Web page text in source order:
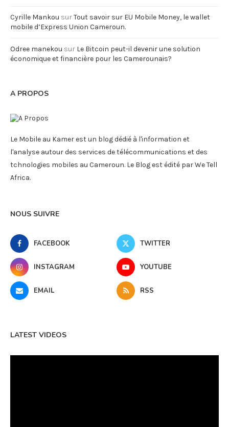
Cyrille Mankou surTout savoir sur EU Mobile Money, le wallet
mobile d’Express Union Cameroun.
Odree manekou sur Le Bitcoin peut-il devenir une solution
économique et financière pour les Camerounais?
A PROPOS
Le Mobile au Kamer est un blog dédié à l'information et
l'analyse autour des services de télécommunications et des
tchnologies mobiles au Cameroun. Le Blog est édité par We Tell
Africa.
NOUS SUIVRE
FACEBOOK TWITTER
INSTAGRAM YOUTUBE
EMAIL RSS
LATEST VIDEOS